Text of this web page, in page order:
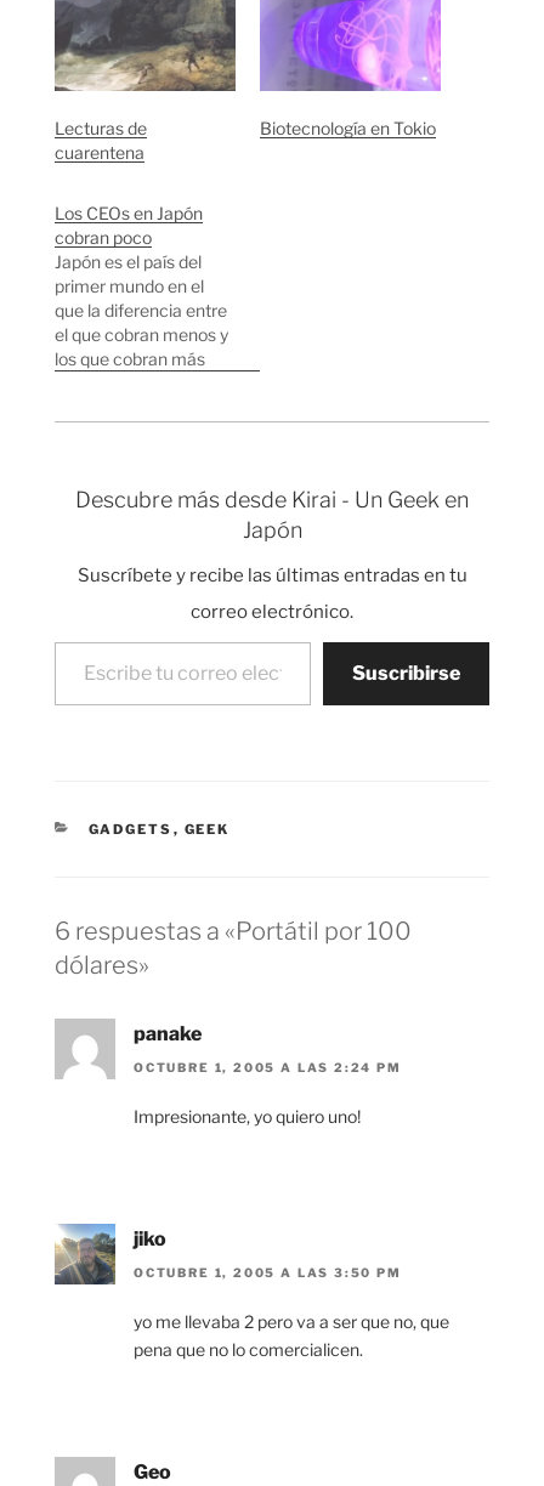
Lecturas de
cuarentena
Biotecnología en Tokio
Los CEOs en Japón
cobran poco
Japón es el país del
primer mundo en el
que la diferencia entre
el que cobran menos y
los que cobran más
bastante mejor
como por ejemplo…
Descubre más desde Kirai - Un Geek en
Japón
Suscríbete y recibe las últimas entradas en tu
correo electrónico.
Escribe tu correo electrónico…
Suscribirse
CATEGORÍAS
GADGETS , GEEK
6 respuestas a «Portátil por 100
dólares»
panake
OCTUBRE 1, 2005 A LAS 2:24 PM
Impresionante, yo quiero uno!
jiko
OCTUBRE 1, 2005 A LAS 3:50 PM
yo me llevaba 2 pero va a ser que no, que
pena que no lo comercialicen.
Geo